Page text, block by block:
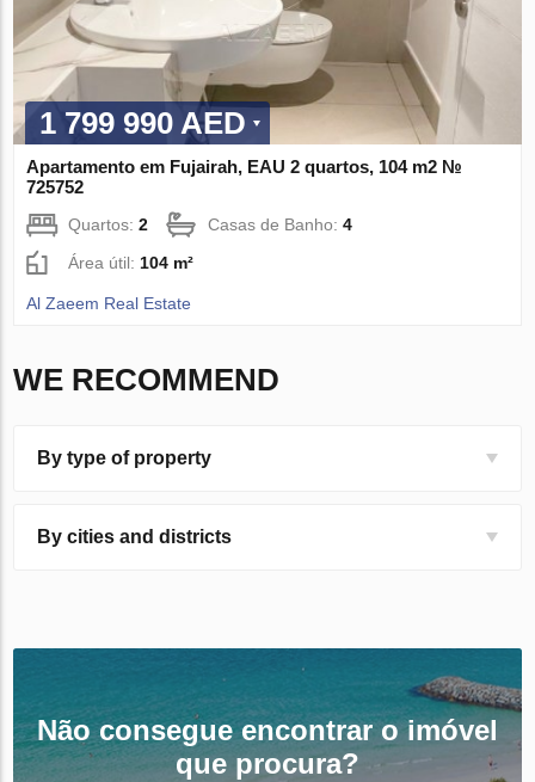
1 799 990 AED
Apartamento em Fujairah, EAU 2 quartos, 104 m2 №
725752
Quartos:2 Casas de Banho:4
Área útil:104 m²
Al Zaeem Real Estate
WE RECOMMEND
By type of property
By cities and districts
Não consegue encontrar o imóvel
que procura?